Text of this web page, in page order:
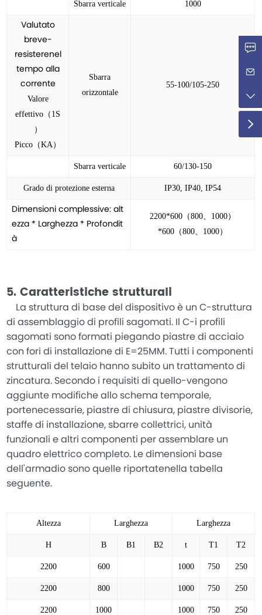
Sbarra verticale 1000
Valutato
breve-
resisterenel
tempo alla
corrente
Valore
effettivo（ 1S
）
Picco（KA）
Sbarra
orizzontale
55-100/105-250
Sbarra verticale 60/130-150
Grado di protezione esterna IP30, IP40, IP54
Dimensioni complessive: alt
ezza * Larghezza * Profondit
à
2200*600（800、1000）
*600（800、1000）
5. Caratteristiche strutturali
La struttura di base del dispositivo è un C-struttura
di assemblaggio di profili sagomati. Il C-i profili
sagomati sono formati piegando piastre di acciaio
con fori di installazione di E=25MM. Tutti i componenti
strutturali del telaio hanno subito un trattamento di
zincatura. Secondo i requisiti di quello-vengono
aggiunte modifiche allo schema temporale,
portenecessarie, piastre di chiusura, piastre divisorie,
staffe di installazione, sbarre collettrici, unità
funzionali e altri componenti per assemblare un
quadro elettrico completo. Le dimensioni base
dell'armadio sono quelle riportatenella tabella
seguente.
Altezza Larghezza Larghezza
H B B1 B2 t T1 T2
2200 600 1000 750 250
2200 800 1000 750 250
2200 1000 1000 750 250